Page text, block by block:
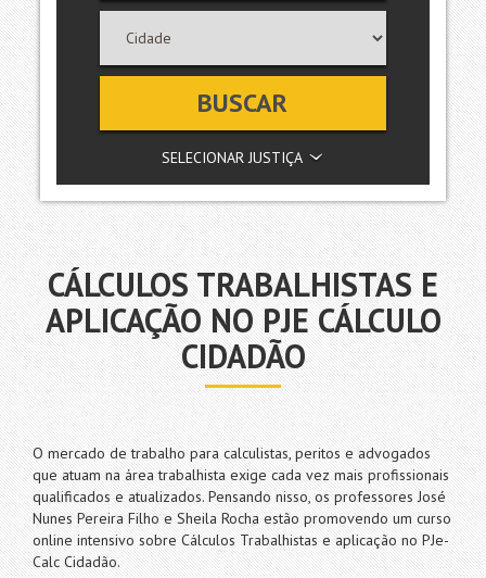
BUSCAR
SELECIONAR JUSTIÇA
CÁLCULOS TRABALHISTAS E
APLICAÇÃO NO PJE CÁLCULO
CIDADÃO
O mercado de trabalho para calculistas, peritos e advogados
que atuam na área trabalhista exige cada vez mais profissionais
qualificados e atualizados. Pensando nisso, os professores José
Nunes Pereira Filho e Sheila Rocha estão promovendo um curso
online intensivo sobre Cálculos Trabalhistas e aplicação no PJe-
Calc Cidadão.